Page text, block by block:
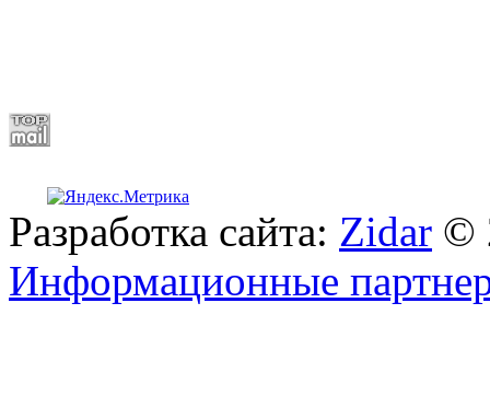
Разработка сайта: Zidar ©
Информационные